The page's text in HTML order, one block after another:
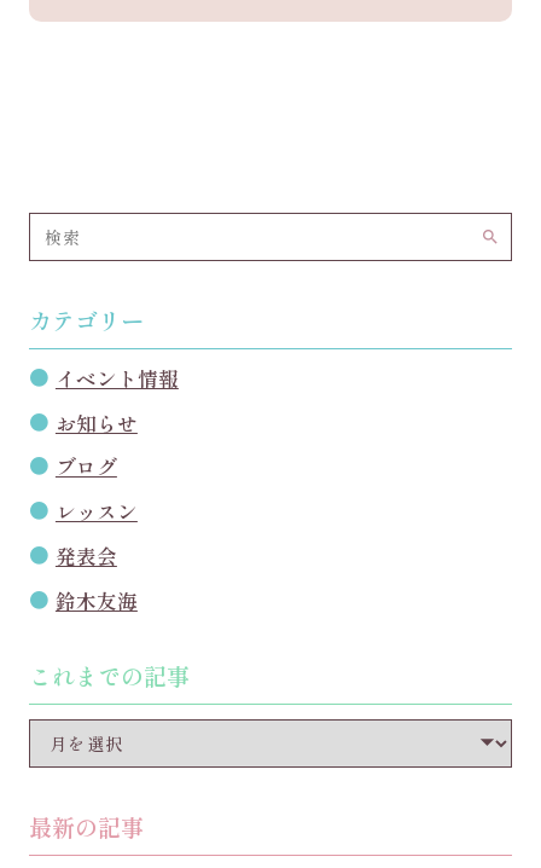
search
カテゴリー
イベント情報
お知らせ
ブログ
レッスン
発表会
鈴木友海
これまでの記事
最新の記事